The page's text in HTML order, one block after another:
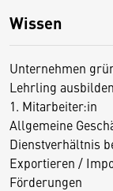
Wissen
Unternehmen
Lehrling ausbilden
1. Mitarbeiter:in
Allgemeine
Dienstverhältnis
Exportieren /
Förderungen